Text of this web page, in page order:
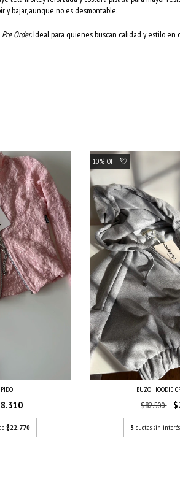
y bajar, aunque no es desmontable.
Pre Order. Ideal para quienes buscan calidad y estilo en
$22.770
10% OFF 💘
BUZO HOODIE
$82.500
3 cuotas sin